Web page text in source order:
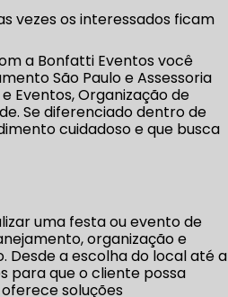
vezes os interessados ficam
a Bonfatti Eventos você
São Paulo e Assessoria
Eventos, Organização de
Se diferenciado dentro de
cuidadoso e que busca
uma festa ou evento de
organização e
Desde a escolha do local até a
para que o cliente possa
soluções